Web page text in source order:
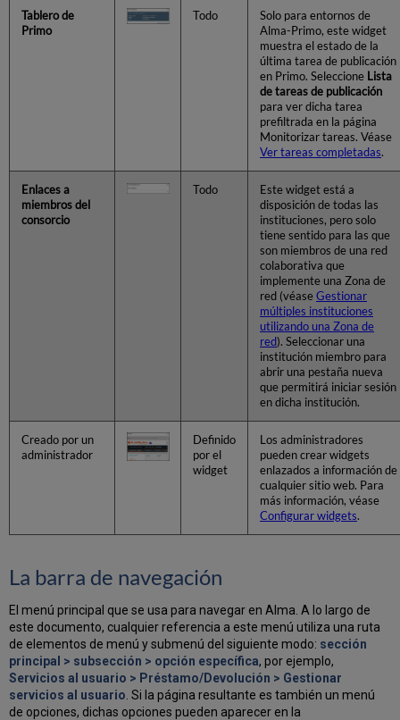
Tablero de
Primo
Todo
Solo para entornos de
Alma-Primo, este widget
muestra el estado de la
última tarea de publicación
en Primo. Seleccione Lista
de tareas de publicación
para ver dicha tarea
prefiltrada en la página
Monitorizar tareas. Véase
Ver tareas completadas.
Enlaces a
miembros del
consorcio
Todo
Este widget está a
disposición de todas las
instituciones, pero solo
tiene sentido para las que
son miembros de una red
colaborativa que
implemente una Zona de
red (véase Gestionar
múltiples instituciones
utilizando una Zona de
red). Seleccionar una
institución miembro para
abrir una pestaña nueva
que permitirá iniciar sesión
en dicha institución.
Creado por un
administrador
Definido
por el
widget
Los administradores
pueden crear widgets
enlazados a información de
cualquier sitio web. Para
más información, véase
Configurar widgets.
La barra de navegación
El menú principal que se usa para navegar en Alma. A lo largo de
este documento, cualquier referencia a este menú utiliza una ruta
de elementos de menú y submenú del siguiente modo: sección
principal > subsección > opción específica, por ejemplo,
Servicios al usuario > Préstamo/Devolución > Gestionar
servicios al usuario . Si la página resultante es también un menú
de opciones, dichas opciones pueden aparecer en la